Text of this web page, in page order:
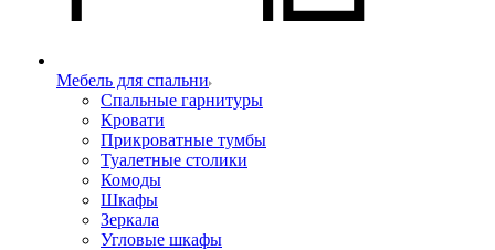
Мебель для спальни
Спальные гарнитуры
Кровати
Прикроватные тумбы
Туалетные столики
Комоды
Шкафы
Зеркала
Угловые шкафы